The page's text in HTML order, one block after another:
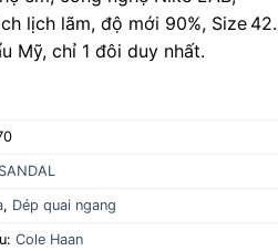
lịch lãm, độ mới 90%, Size 42.
Mỹ, chỉ 1 đôi duy nhất.
SANDAL
, Dép quai ngang
Cole Haan